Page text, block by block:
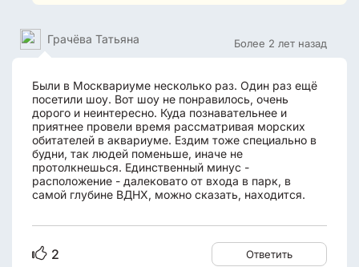
Более 2 лет назад
Грачёва Татьяна
Были в Москвариуме несколько раз. Один раз ещё
посетили шоу. Вот шоу не понравилось, очень
дорого и неинтересно. Куда познавательнее и
приятнее провели время рассматривая морских
обитателей в аквариуме. Ездим тоже специально в
будни, так людей поменьше, иначе не
протолкнешься. Единственный минус -
расположение - далековато от входа в парк, в
самой глубине ВДНХ, можно сказать, находится.
2 Ответить